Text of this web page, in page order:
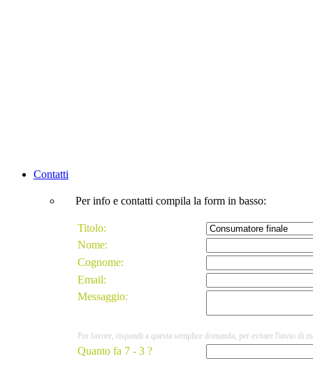
Contatti
Per info e contatti compila la form in basso:
Titolo:
Nome:
Cognome:
Email:
Messaggio:
Per favore, rispondi a questa semplice domanda, per evitare l'invio di
Quanto fa 7 - 3 ?